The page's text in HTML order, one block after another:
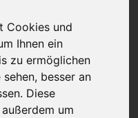
Cookies und
Ihnen ein
zu ermöglichen
besser an
Diese
um